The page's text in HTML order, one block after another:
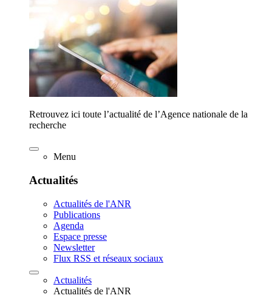
Retrouvez ici toute l’actualité de l’Agence nationale de la
recherche
Menu
Actualités
Actualités de l'ANR
Publications
Agenda
Espace presse
Newsletter
Flux RSS et réseaux sociaux
Actualités
Actualités de l'ANR